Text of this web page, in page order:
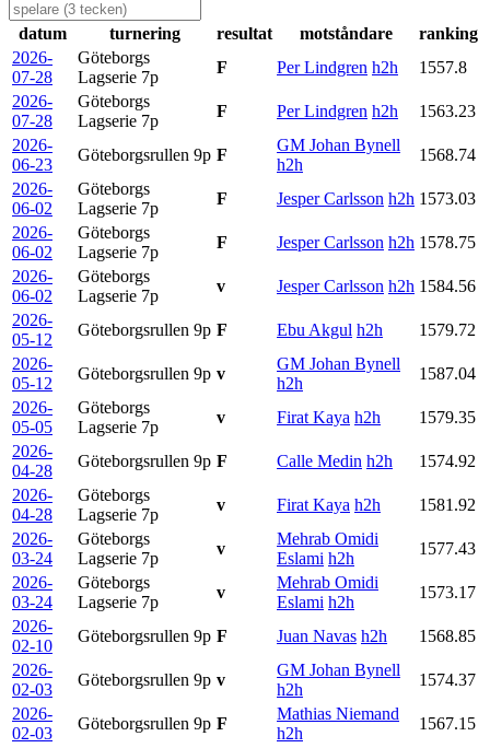
datum turnering resultat motståndare
ranking
2026-
07-28
Göteborgs
Lagserie 7p
F Per Lindgren h2h
1557.8
2026-
07-28
Göteborgs
Lagserie 7p
F Per Lindgren h2h
1563.23
2026-
06-23
Göteborgsrullen 9p F
GM Johan Bynell
h2h
1568.74
2026-
06-02
Göteborgs
Lagserie 7p
F Jesper Carlsson h2h 1573.03
2026-
06-02
Göteborgs
Lagserie 7p
F Jesper Carlsson h2h 1578.75
2026-
06-02
Göteborgs
Lagserie 7p
v Jesper Carlsson h2h 1584.56
2026-
05-12
Göteborgsrullen 9p F Ebu Akgul h2h
1579.72
2026-
05-12
Göteborgsrullen 9p v
GM Johan Bynell
h2h
1587.04
2026-
05-05
Göteborgs
Lagserie 7p
v Firat Kaya h2h
1579.35
2026-
04-28
Göteborgsrullen 9p F Calle Medin h2h
1574.92
2026-
04-28
Göteborgs
Lagserie 7p
v Firat Kaya h2h
1581.92
2026-
03-24
Göteborgs
Lagserie 7p
v
Mehrab Omidi
Eslami h2h
1577.43
2026-
03-24
Göteborgs
Lagserie 7p
v
Mehrab Omidi
Eslami h2h
1573.17
2026-
02-10
Göteborgsrullen 9p F Juan Navas h2h
1568.85
2026-
02-03
Göteborgsrullen 9p v
GM Johan Bynell
h2h
1574.37
2026-
02-03
Göteborgsrullen 9p F
Mathias Niemand
h2h
1567.15